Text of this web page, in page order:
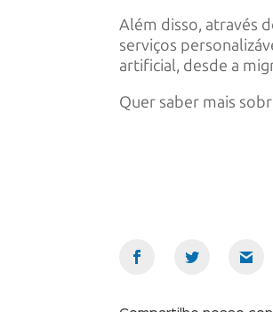
Além disso, através
serviços
artificial, desde a
Quer saber mais